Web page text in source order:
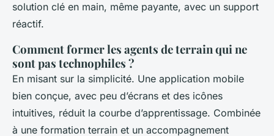
solution clé en main, même payante, avec un support
réactif.
Comment former les agents de terrain qui ne
sont pas technophiles ?
En misant sur la simplicité. Une application mobile
bien conçue, avec peu d’écrans et des icônes
intuitives, réduit la courbe d’apprentissage. Combinée
à une formation terrain et un accompagnement